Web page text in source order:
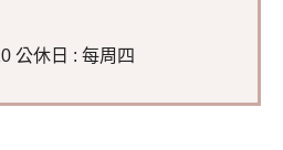
公休日 : 每周四